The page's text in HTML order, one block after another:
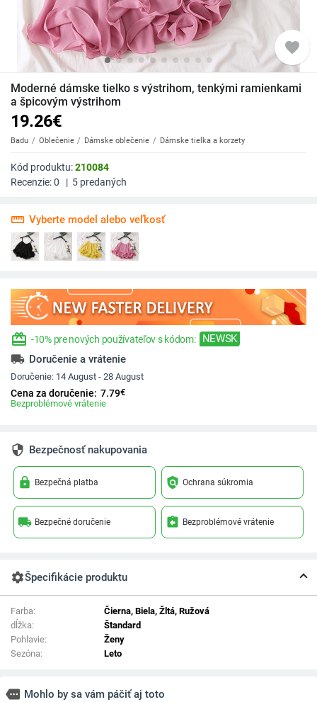
favorite
Moderné dámske tielko s výstrihom, tenkými ramienkami
a špicovým výstrihom
19.26€
Badu Oblečenie Dámske oblečenie Dámske tielka a korzety
Kód produktu:210084
Recenzie:0 | 5 predaných
straighten Vyberte model alebo veľkosť
redeem -10% pre nových používateľov s kódom: NEWSK
local_shipping Doručenie a vrátenie
Doručenie: 14 August - 28 August
Cena za doručenie: 7.79€
Bezproblémové vrátenie
security Bezpečnosť nakupovania
lock Bezpečná platba policy Ochrana súkromia
local_shipping Bezpečné doručenie assignment_return Bezproblémové vrátenie
settingsŠpecifikácie produktu
Farba:
Čierna, Biela, Žltá, Ružová
dĺžka:
Štandard
Pohlavie:
Ženy
Sezóna:
Leto
more Mohlo by sa vám páčiť aj toto